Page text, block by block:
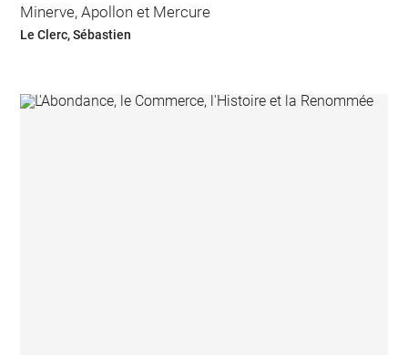
Minerve, Apollon et Mercure
Le Clerc, Sébastien